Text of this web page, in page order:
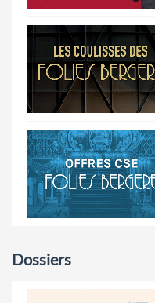
Dossiers